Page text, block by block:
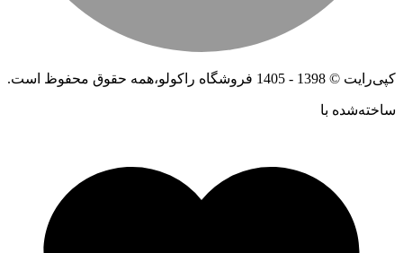
کپی‌رایت © 1398 - 1405 فروشگاه راکولو،همه حقوق محفوظ است.
ساخته‌شده ‌با